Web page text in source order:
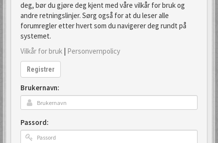
deg, bør du gjøre deg kjent med våre vilkår for bruk og
andre retningslinjer. Sørg også for at du leser alle
forumregler etter hvert som du navigerer deg rundt på
systemet.
Vilkår for bruk | Personvernpolicy
Registrer
Brukernavn:
Passord: